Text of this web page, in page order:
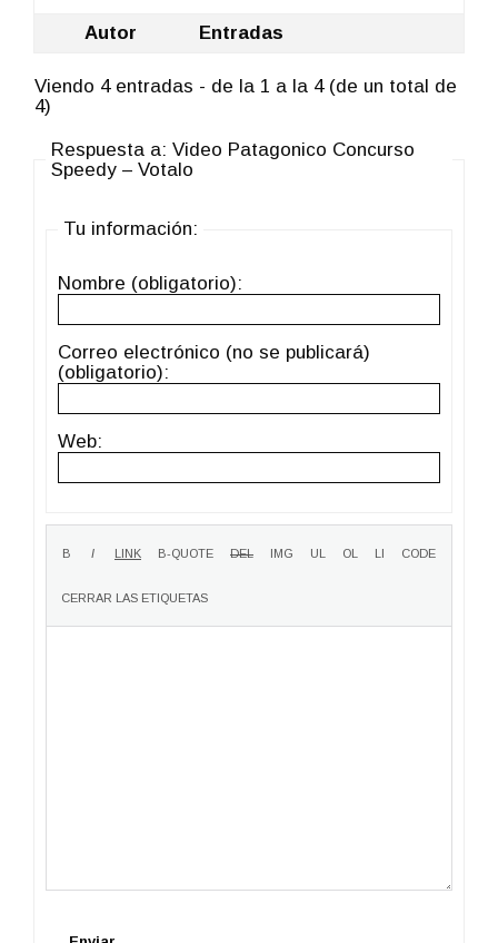
Autor Entradas
Viendo 4 entradas - de la 1 a la 4 (de un total de
4)
Respuesta a: Video Patagonico Concurso
Speedy – Votalo
Tu información:
Nombre (obligatorio):
Correo electrónico (no se publicará)
(obligatorio):
Web: